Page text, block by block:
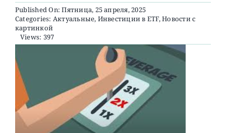
АКТУАЛЬНЫЕ
О ПРОЕКТЕ
Published On: Пятница, 25 апреля, 2025
Categories: Актуальные, Инвестиции в ETF,Новости с
картинкой
Views: 397